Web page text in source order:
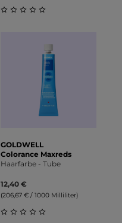
GOLDWELL
Colorance Maxreds
Haarfarbe - Tube
12,40 €
(206,67 € / 1000 Milliliter)